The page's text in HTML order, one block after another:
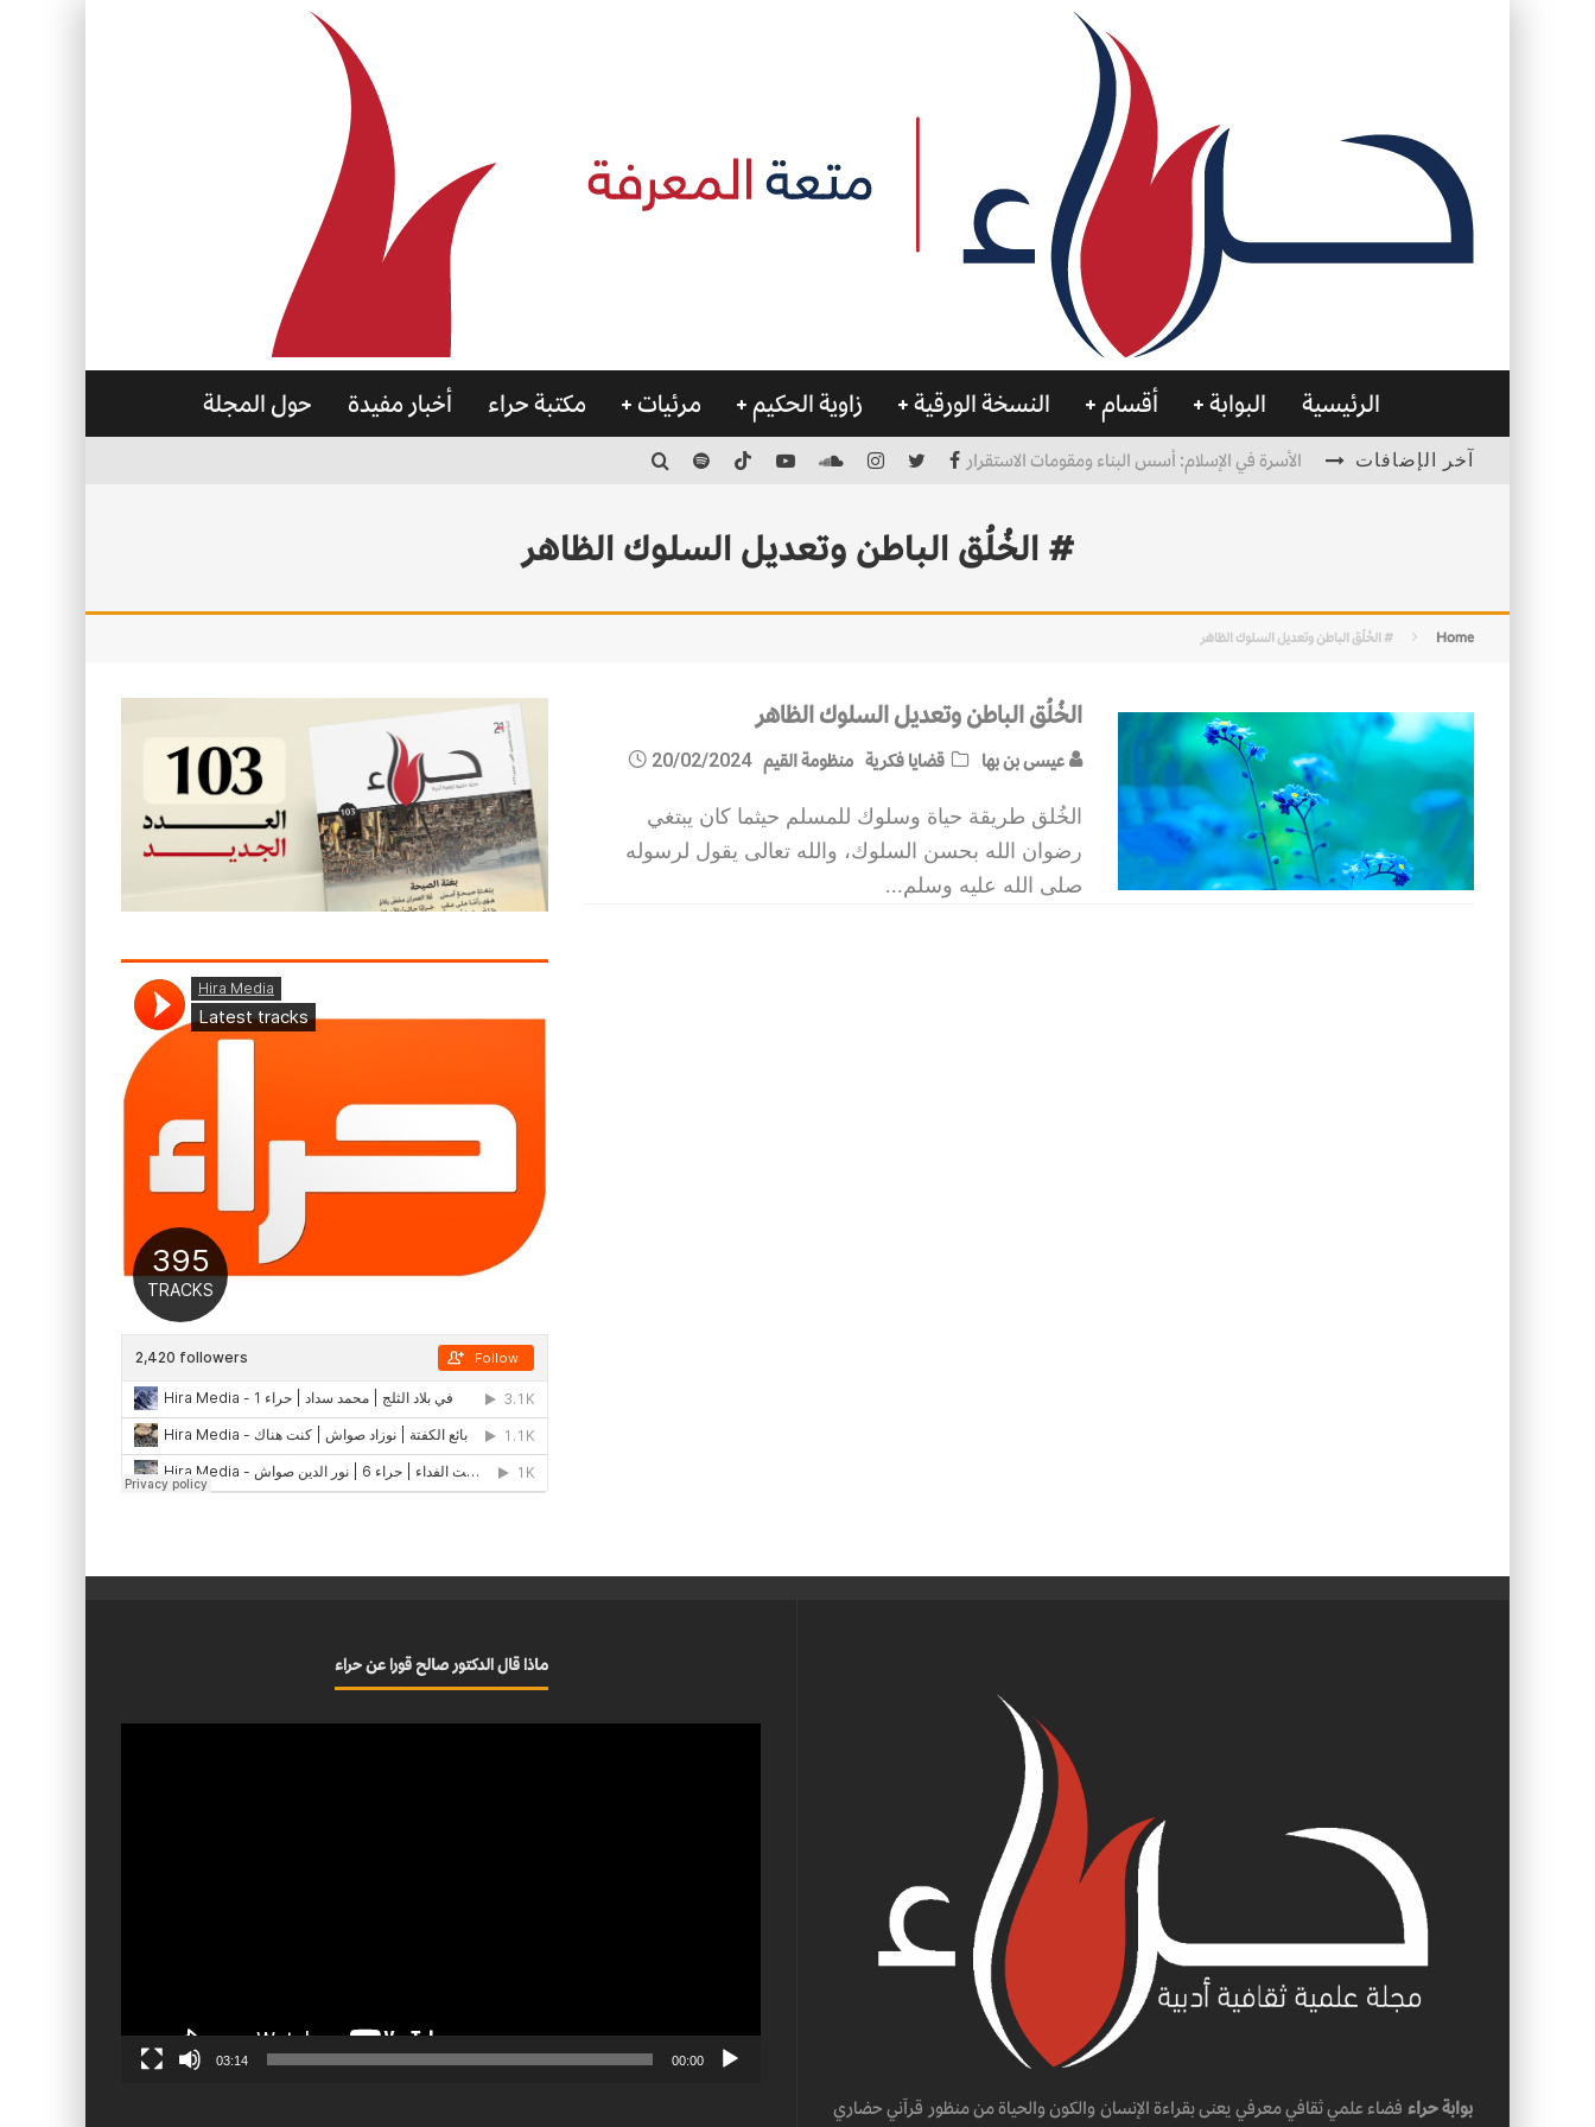
الرئيسية البوابة أقسام النسخة الورقية زاوية الحكيم مرئيات مكتبة حراء أخبار مفيدة حول المجلة
آخر الإضافات الأسرة في الإسلام: أسس البناء ومقومات الاستقرار
# الخُلُق الباطن وتعديل السلوك الظاهر
Home # الخُلُق الباطن وتعديل السلوك الظاهر
الخُلُق الباطن وتعديل السلوك الظاهر
عيسى بن بها قضايا فكرية منظومة القيم 20/02/2024
الخُلق طريقة حياة وسلوك للمسلم حيثما كان يبتغي
رضوان الله بحسن السلوك، والله تعالى يقول لرسوله
صلى الله عليه وسلم...
بوابة حراء فضاء علمي ثقافي معرفي يعنى بقراءة الإنسان والكون والحياة من منظور قرآني حضاري
ماذا قال الدكتور صالح قورا عن حراء
00:00
03:14